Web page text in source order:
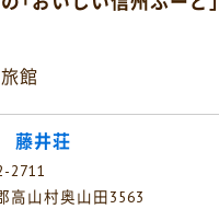
旅館
藤井荘
2711
高山村奥山田3563